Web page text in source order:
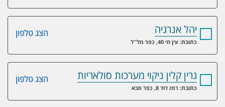
הצג טלפון יהל אנרגיה
כתובת: עין חי 40, כפר מל''ל
הצג טלפון גרין קלין ניקוי מערכות סולאריות
כתובת: רמז דוד 8, כפר סבא